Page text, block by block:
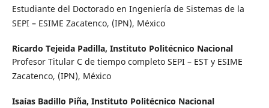
Estudiante del Doctorado en Ingeniería de Sistemas de la
SEPI – ESIME Zacatenco, (IPN), México
Ricardo Tejeida Padilla, Instituto Politécnico Nacional
Profesor Titular C de tiempo completo SEPI – EST y ESIME
Zacatenco, (IPN), México
Isaías Badillo Piña, Instituto Politécnico Nacional